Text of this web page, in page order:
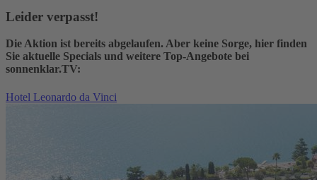
Leider verpasst!
Die Aktion ist bereits abgelaufen. Aber keine Sorge, hier finden
Sie aktuelle Specials und weitere Top-Angebote bei
sonnenklar.TV:
Hotel Leonardo da Vinci